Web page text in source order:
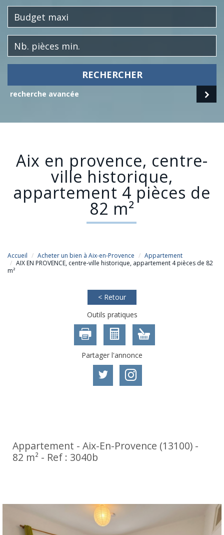
RECHERCHER
recherche avancée
aix en provence, centre-
ville historique,
appartement 4 pièces de
82 m²
Accueil Acheter un bien à Aix-en-Provence
Appartement
AIX EN PROVENCE, centre-ville historique, appartement 4 pièces de 82
m²
< Retour
Outils pratiques
Partager l'annonce
Appartement - Aix-En-Provence (13100) -
82 m² - Ref : 3040b